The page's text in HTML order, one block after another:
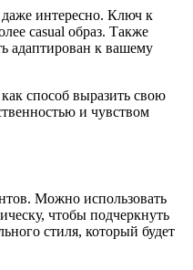
интересно. Ключ к
casual образ. Также
адаптирован к вашему
способ выразить свою
и чувством
Можно использовать
чтобы подчеркнуть
стиля, который будет